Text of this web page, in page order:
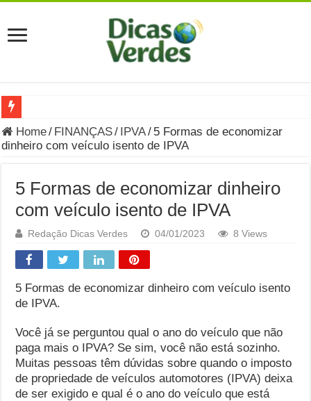
Grávida Pode Comer Pastrami? Saiba Quando o Consumo é
Você sabe o que é uma Economia Circular?
Carta Psicografada de Isabella Nardoni : O que Diz a
Grávida pode comer picles e alimentos em conserva durante
Grávida pode comer Ceviche? Entenda os riscos na gravidez
Carta Psicografada João Hélio: Revelação, Paz e a Lei do
Carta Psicografada de Eduardo Campos
Home/ FINANÇAS/ IPVA/ 5 Formas de economizar
dinheiro com veículo isento de IPVA
5 Formas de economizar dinheiro
com veículo isento de IPVA
Redação Dicas Verdes 04/01/2023 8 Views
5 Formas de economizar dinheiro com veículo isento
de IPVA.
Você já se perguntou qual o ano do veículo que não
paga mais o IPVA? Se sim, você não está sozinho.
Muitas pessoas têm dúvidas sobre quando o imposto
de propriedade de veículos automotores (IPVA) deixa
de ser exigido e qual é o ano do veículo que está